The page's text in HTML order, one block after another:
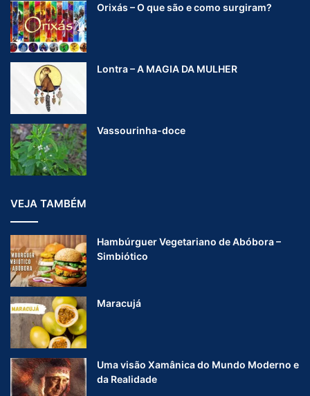
Orixás – O que são e como surgiram?
Lontra – A MAGIA DA MULHER
Vassourinha-doce
VEJA TAMBÉM
Hambúrguer Vegetariano de Abóbora –
Simbiótico
Maracujá
Uma visão Xamânica do Mundo Moderno e
da Realidade